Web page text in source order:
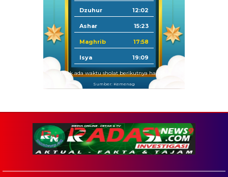
Dzuhur 12:02
Ashar 15:23
Maghrib 17:58
Isya 19:09
Tidak ada waktu sholat berikutnya hari ini.
Sumber: Kemenag